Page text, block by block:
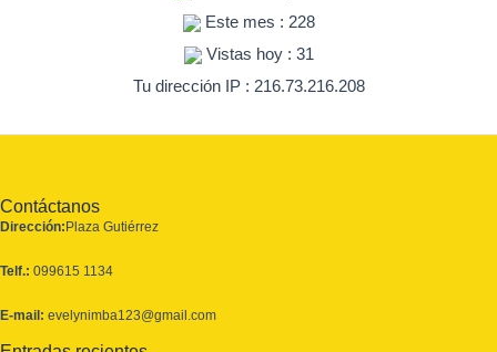
Este mes : 228
Vistas hoy : 31
Tu dirección IP : 216.73.216.208
Contáctanos
Dirección: Plaza Gutiérrez
Telf.: 099615 1134
E-mail: evelynimba123@gmail.com